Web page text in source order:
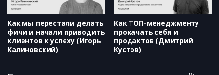
Как мы перестали делать
фичи и начали приводить
клиентов к успеху (Игорь
Калиновский)
Как ТОП-менеджменту
прокачать себя и
продактов (Дмитрий
Кустов)